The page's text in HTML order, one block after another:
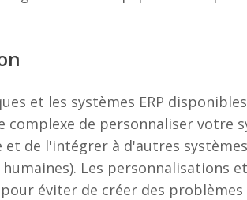
et les systèmes ERP
de personnaliser votre
de l'intégrer à d'autres
Les personnalisations
éviter de créer des